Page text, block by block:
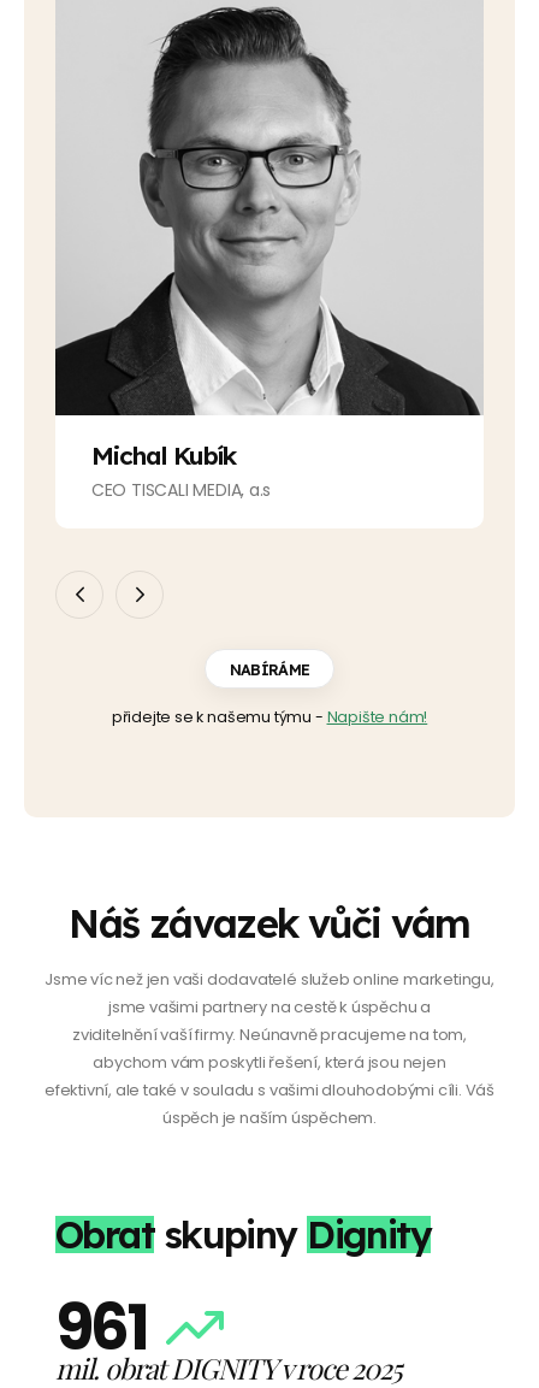
Michal Kubík
CEO TISCALI MEDIA, a.s
NABÍRÁME
přidejte se k našemu týmu - Napište nám!
Náš závazek vůči vám
Jsme víc než jen vaši dodavatelé služeb online marketingu,
jsme vašimi partnery na cestě k úspěchu a
zviditelnění vaší firmy. Neúnavně pracujeme na tom,
abychom vám poskytli řešení, která jsou nejen
efektivní, ale také v souladu s vašimi dlouhodobými cíli. Váš
úspěch je naším úspěchem.
Obratskupiny Dignity
961
mil. obrat DIGNITY v roce 2025